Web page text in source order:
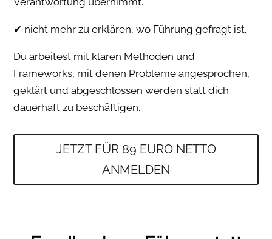
✔ nicht mehr zu erklären, wo Führung gefragt ist.
Du arbeitest mit klaren Methoden und
Frameworks, mit denen Probleme angesprochen,
geklärt und abgeschlossen werden statt dich
dauerhaft zu beschäftigen.
JETZT FÜR 89 EURO NETTO
ANMELDEN